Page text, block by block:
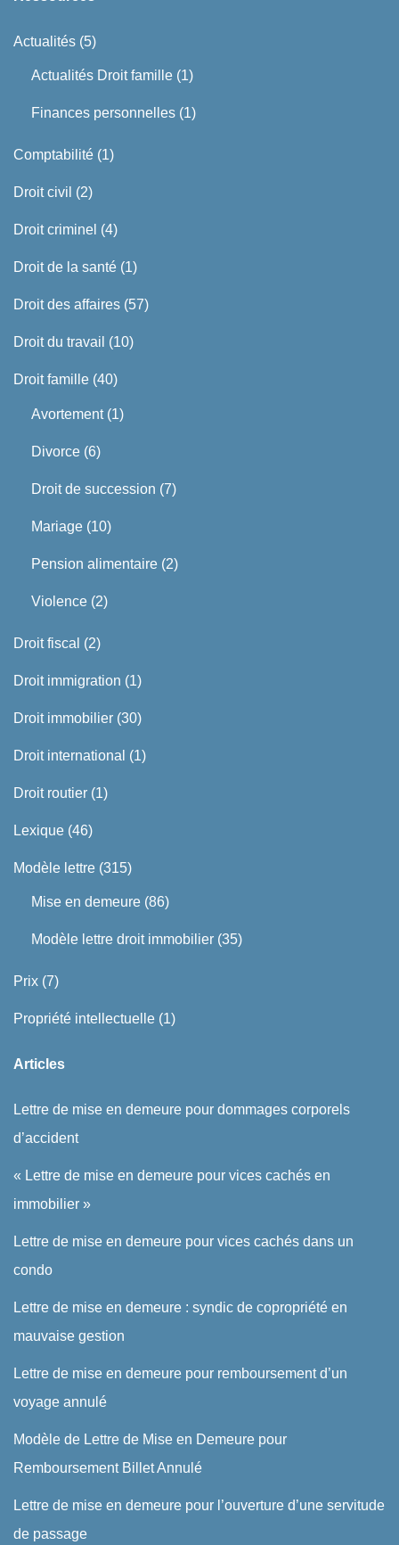
Actualités (5)
Actualités Droit famille (1)
Finances personnelles (1)
Comptabilité (1)
Droit civil (2)
Droit criminel (4)
Droit de la santé (1)
Droit des affaires (57)
Droit du travail (10)
Droit famille (40)
Avortement(1)
Divorce (6)
Droit de succession (7)
Mariage (10)
Pension alimentaire (2)
Violence (2)
Droit fiscal (2)
Droit immigration (1)
Droit immobilier (30)
Droit international (1)
Droit routier (1)
Lexique (46)
Modèle lettre (315)
Mise en demeure (86)
Modèle lettre droit immobilier (35)
Prix (7)
Propriété intellectuelle (1)
Articles
Lettre de mise en demeure pour dommages corporels
d’accident
« Lettre de mise en demeure pour vices cachés en
immobilier »
Lettre de mise en demeure pour vices cachés dans un
condo
Lettre de mise en demeure : syndic de copropriété en
mauvaise gestion
Lettre de mise en demeure pour remboursement d’un
voyage annulé
Modèle de Lettre de Mise en Demeure pour
Remboursement Billet Annulé
Lettre de mise en demeure pour l’ouverture d’une servitude
de passage